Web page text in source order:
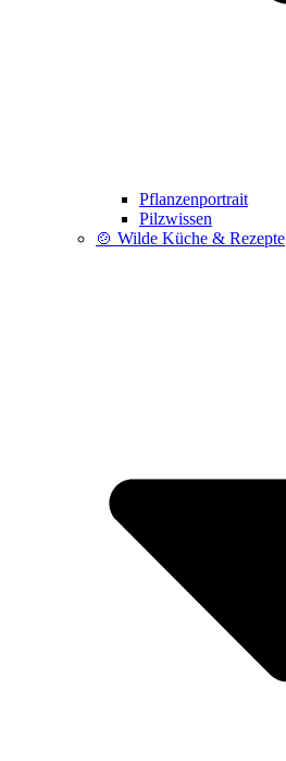
Pflanzenportrait
Pilzwissen
🍲 Wilde Küche & Rezepte